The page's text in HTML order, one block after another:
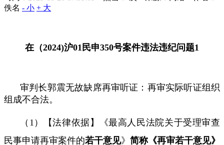
佚名 - 小 + 大
在（2024)沪01 民申350号案件违法违纪问题1
审判长郭震无故缺席再审听证：再审实际听证组织
组成不合法。
（ 1 ）【法律依据】《最高人民法院关于受理审查
民事申请再审案件的若干意见》 简称《再审若干意见》